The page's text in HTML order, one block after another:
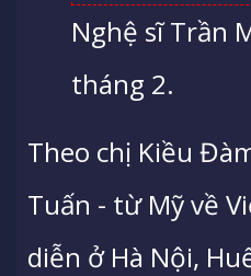
Nghệ sĩ Trần
tháng 2.
Theo chị Kiều
Tuấn - từ Mỹ về
diễn ở Hà Nội,